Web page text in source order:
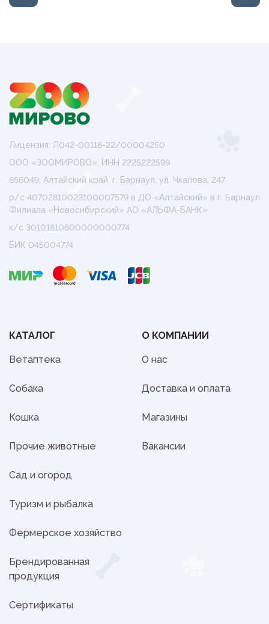
Лицензия: Л042-00118-22/00004250
ООО «ЗООМИРОВО», ИНН 2225222599
656049, Алтайский край, г. Барнаул, ул. Чкалова, 247
р/с 40702810023100007579 в ДО «Алтайский» в г. Барнаул
Филиала «Новосибирский» АО «АЛЬФА-БАНК»
к/с 30101810600000000774
БИК 045004774
КАТАЛОГ
Ветаптека
Собака
Кошка
Прочие животные
Сад и огород
Туризм и рыбалка
Фермерское хозяйство
Брендированная
продукция
Сертификаты
О КОМПАНИИ
О нас
Доставка и оплата
Магазины
Вакансии